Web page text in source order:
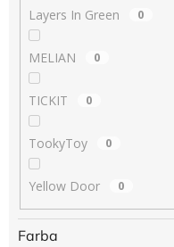
Layers In Green 0
MELIAN 0
TICKIT 0
TookyToy 0
Yellow Door 0
Farba